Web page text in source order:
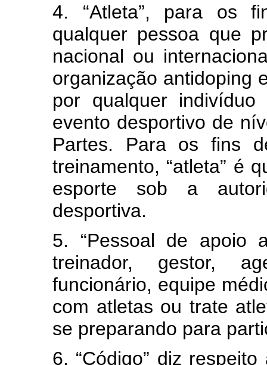
4. “Atleta”, para os
qualquer pessoa que
nacional ou
organização antidoping
por qualquer
evento desportivo de
Partes. Para os fins
treinamento, “atleta” é
esporte sob a
desportiva.
5. “Pessoal de apoio
treinador, gestor,
funcionário, equipe
com atletas ou trate
se preparando para
6. “Código” diz